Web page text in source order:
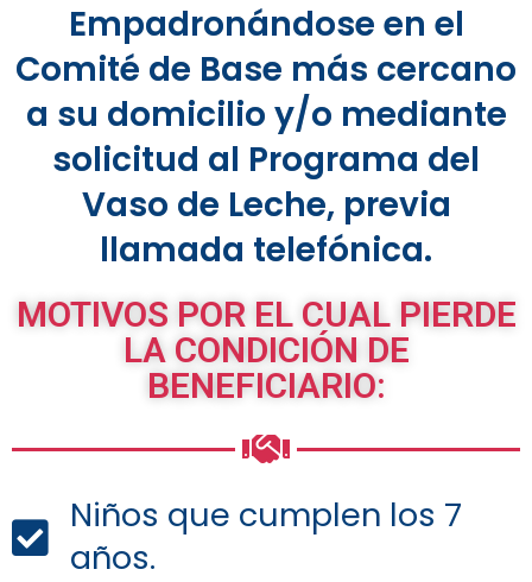
Empadronándose en el
Comité de Base más cercano
a su domicilio y/o mediante
solicitud al Programa del
Vaso de Leche, previa
llamada telefónica.
MOTIVOS POR EL CUAL PIERDE
LA CONDICIÓN DE
BENEFICIARIO:
Niños que cumplen los 7
años.